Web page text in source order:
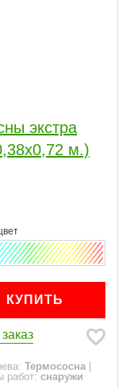
экстра
м.)
КУПИТЬ
Термососна
работ: снаружи